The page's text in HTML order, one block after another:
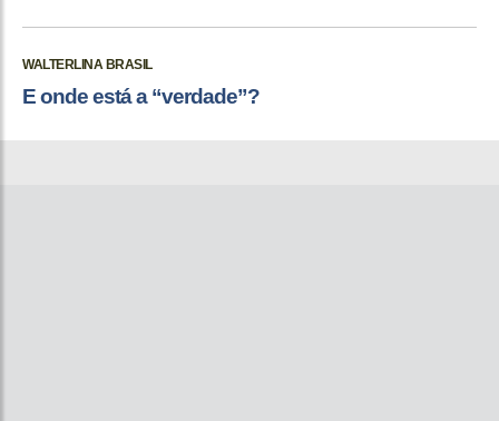
WALTERLINA BRASIL
E onde está a “verdade”?